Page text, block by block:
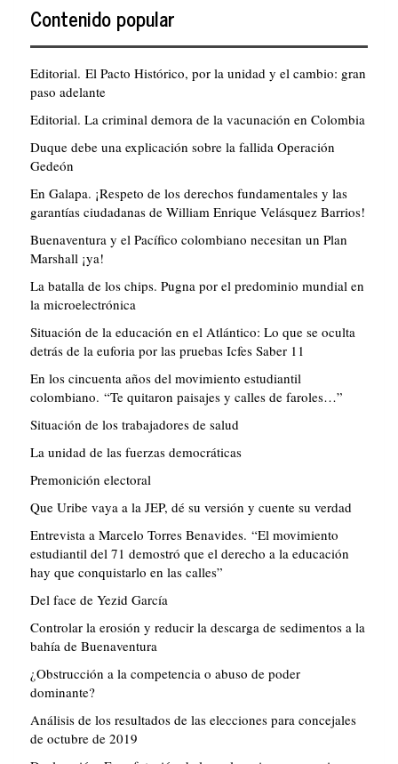
Contenido popular
Editorial. El Pacto Histórico, por la unidad y el cambio: gran
paso adelante
Editorial. La criminal demora de la vacunación en Colombia
Duque debe una explicación sobre la fallida Operación
Gedeón
En Galapa. ¡Respeto de los derechos fundamentales y las
garantías ciudadanas de William Enrique Velásquez Barrios!
Buenaventura y el Pacífico colombiano necesitan un Plan
Marshall ¡ya!
La batalla de los chips. Pugna por el predominio mundial en
la microelectrónica
Situación de la educación en el Atlántico: Lo que se oculta
detrás de la euforia por las pruebas Icfes Saber 11
En los cincuenta años del movimiento estudiantil
colombiano. “Te quitaron paisajes y calles de faroles…”
Situación de los trabajadores de salud
La unidad de las fuerzas democráticas
Premonición electoral
Que Uribe vaya a la JEP, dé su versión y cuente su verdad
Entrevista a Marcelo Torres Benavides. “El movimiento
estudiantil del 71 demostró que el derecho a la educación
hay que conquistarlo en las calles”
Del face de Yezid García
Controlar la erosión y reducir la descarga de sedimentos a la
bahía de Buenaventura
¿Obstrucción a la competencia o abuso de poder
dominante?
Análisis de los resultados de las elecciones para concejales
de octubre de 2019